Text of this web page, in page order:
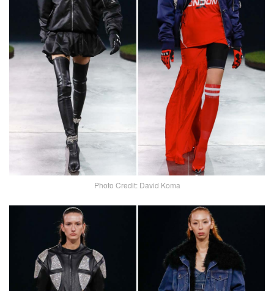
Photo Credit: David Koma